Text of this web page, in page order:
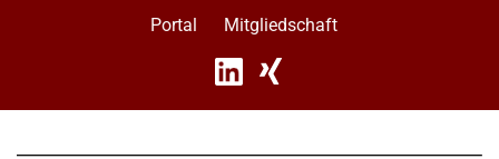
Portal Mitgliedschaft